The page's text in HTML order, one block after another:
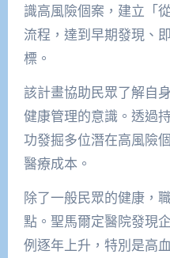
識高風險個案，建立「
流程，達到早期發現、
標。
該計畫協助民眾了解自
健康管理的意識。透過
功發掘多位潛在高風險
醫療成本。
除了一般民眾的健康，
點。聖馬爾定醫院發現
例逐年上升，特別是高